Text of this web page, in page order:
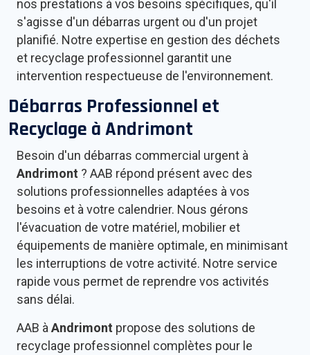
nos prestations à vos besoins spécifiques, qu'il
s'agisse d'un débarras urgent ou d'un projet
planifié. Notre expertise en gestion des déchets
et recyclage professionnel garantit une
intervention respectueuse de l'environnement.
Débarras Professionnel et
Recyclage àAndrimont
Besoin d'un débarras commercial urgent à
Andrimont ? AAB répond présent avec des
solutions professionnelles adaptées à vos
besoins et à votre calendrier. Nous gérons
l'évacuation de votre matériel, mobilier et
équipements de manière optimale, en minimisant
les interruptions de votre activité. Notre service
rapide vous permet de reprendre vos activités
sans délai.
AAB à Andrimont propose des solutions de
recyclage professionnel complètes pour le